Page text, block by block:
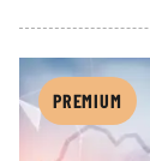
PREMIUM